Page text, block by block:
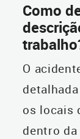
Como
O
os locais
dentro